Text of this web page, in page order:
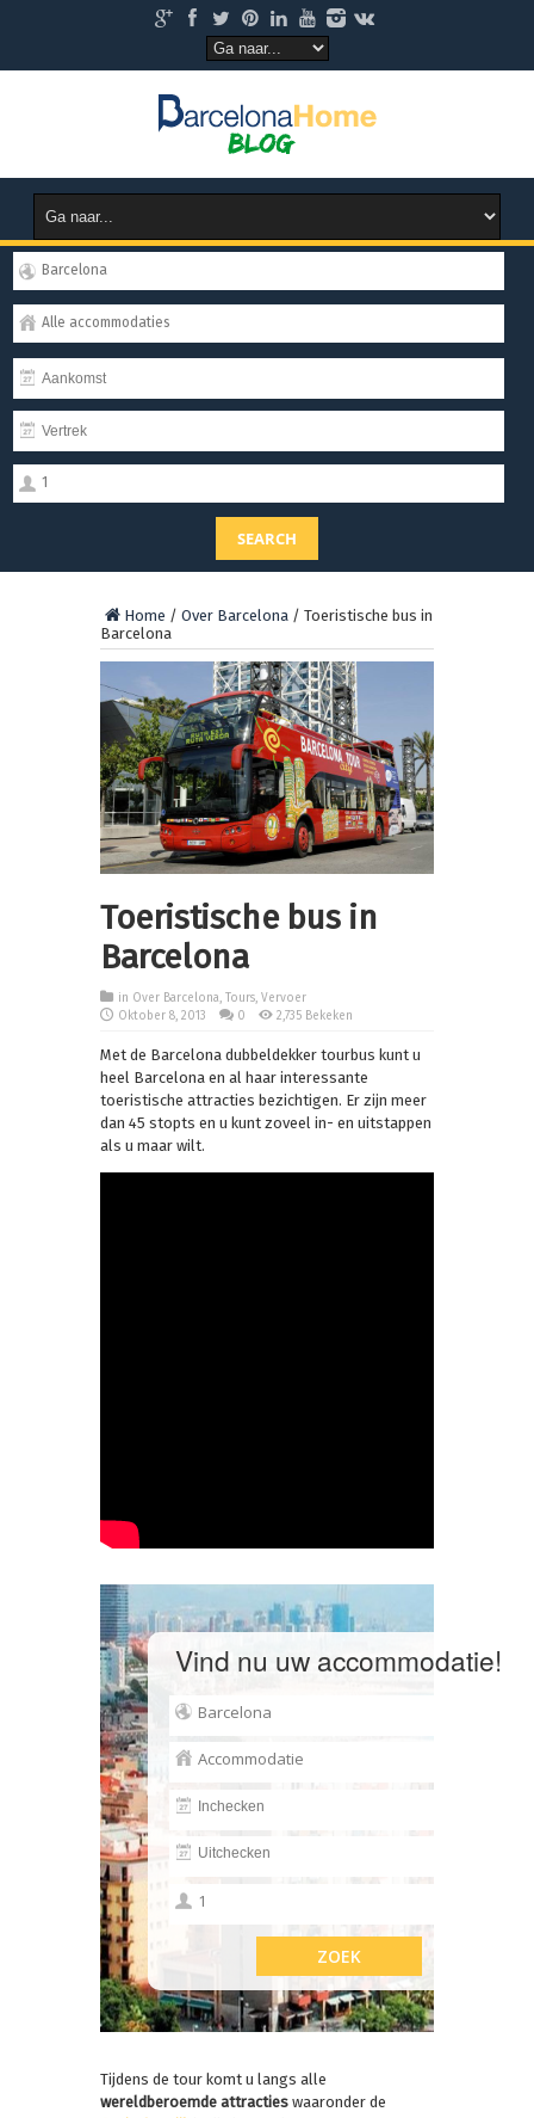
Barcelona
Alle accommodaties
1
SEARCH
Home / Over Barcelona / Toeristische bus in
Barcelona
Toeristische bus in
Barcelona
in Over Barcelona, Tours, Vervoer
Oktober 8, 2013
0 2,735 Bekeken
Met de Barcelona dubbeldekker tourbus kunt u
heel Barcelona en al haar interessante
toeristische attracties bezichtigen. Er zijn meer
dan 45 stopts en u kunt zoveel in- en uitstappen
als u maar wilt.
Vind nu uw accommodatie!
Tijdens de tour komt u langs alle
wereldberoemde attracties waaronder de